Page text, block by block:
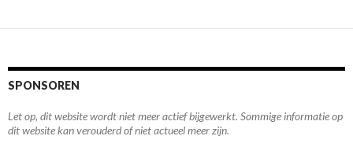
SPONSOREN
Let op, dit website wordt niet meer actief bijgewerkt. Sommige informatie op
dit website kan verouderd of niet actueel meer zijn.